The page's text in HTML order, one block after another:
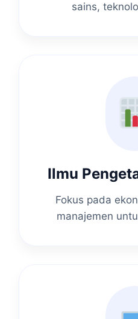
sains,
Ilmu
Fokus pada
manajemen